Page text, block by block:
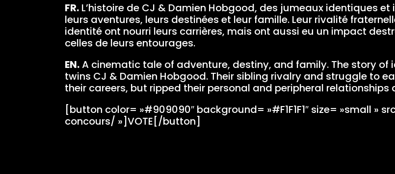
FR. L’histoire de CJ & Damien Hobgood, des jumeaux identiques
leurs aventures, leurs destinées et leur famille. Leur rivalité
identité ont nourri leurs carrières, mais ont aussi eu un impact
celles de leurs entourages.
EN.A cinematic tale of adventure, destiny, and family. The story
twins CJ & Damien Hobgood. Their sibling rivalry and struggle to
their careers, but ripped their personal and peripheral relationships
[button color= »#909090″ background= »#F1F1F1″ size= »small
concours/ »]VOTE[/button]